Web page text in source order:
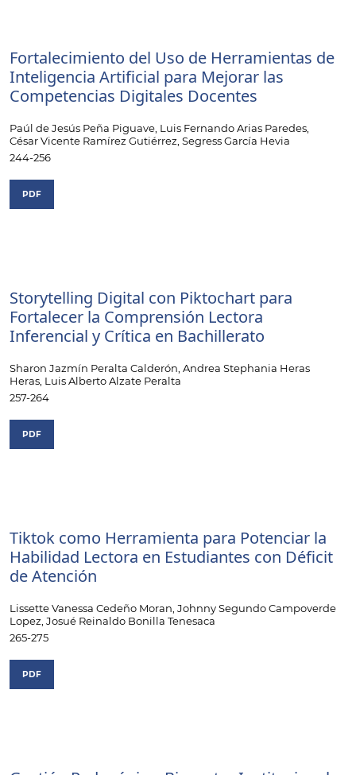
Fortalecimiento del Uso de Herramientas de
Inteligencia Artificial para Mejorar las
Competencias Digitales Docentes
Paúl de Jesús Peña Piguave, Luis Fernando Arias Paredes,
César Vicente Ramírez Gutiérrez, Segress García Hevia
244-256
PDF
Storytelling Digital con Piktochart para
Fortalecer la Comprensión Lectora
Inferencial y Crítica en Bachillerato
Sharon Jazmín Peralta Calderón, Andrea Stephania Heras
Heras, Luis Alberto Alzate Peralta
257-264
PDF
Tiktok como Herramienta para Potenciar la
Habilidad Lectora en Estudiantes con Déficit
de Atención
Lissette Vanessa Cedeño Moran, Johnny Segundo Campoverde
Lopez, Josué Reinaldo Bonilla Tenesaca
265-275
PDF